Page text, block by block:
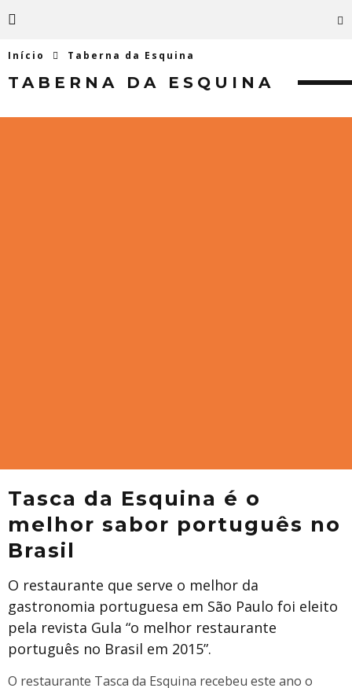
Início Taberna da Esquina
TABERNA DA ESQUINA
Tasca da Esquina é o
melhor sabor português no
Brasil
O restaurante que serve o melhor da
gastronomia portuguesa em São Paulo foi eleito
pela revista Gula “o melhor restaurante
português no Brasil em 2015”.
O restaurante Tasca da Esquina recebeu este ano o